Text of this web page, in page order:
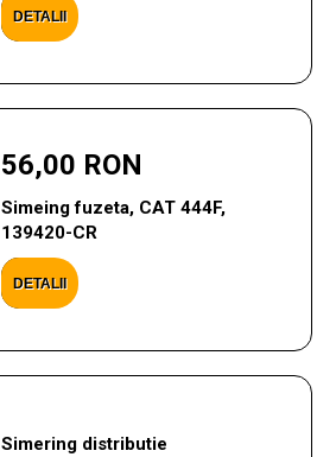
DETALII
56,00 RON
Simeing fuzeta, CAT 444F,
139420-CR
DETALII
Simering distributie